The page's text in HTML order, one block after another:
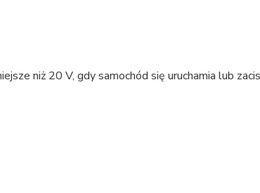
niż 20 V, gdy samochód się uruchamia lub